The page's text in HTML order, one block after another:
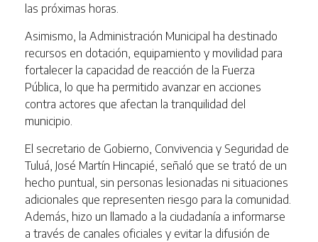
las próximas horas.
Asimismo, la Administración Municipal ha destinado
recursos en dotación, equipamiento y movilidad para
fortalecer la capacidad de reacción de la Fuerza
Pública, lo que ha permitido avanzar en acciones
contra actores que afectan la tranquilidad del
municipio.
El secretario de Gobierno, Convivencia y Seguridad de
Tuluá, José Martín Hincapié, señaló que se trató de un
hecho puntual, sin personas lesionadas ni situaciones
adicionales que representen riesgo para la comunidad.
Además, hizo un llamado a la ciudadanía a informarse
a través de canales oficiales y evitar la difusión de